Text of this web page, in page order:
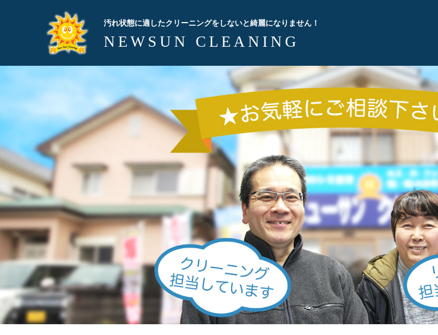
汚れ状態に適したクリーニングをしないと綺麗になりません！
NEWSUN CLEANING